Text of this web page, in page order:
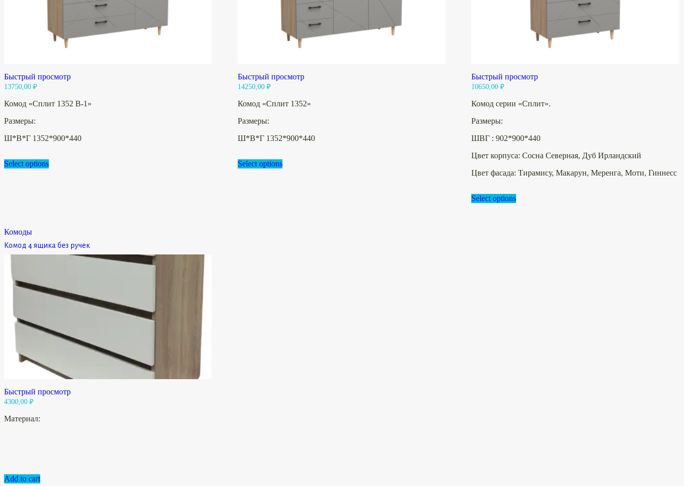
Быстрый просмотр
13750,00 ₽
Комод «Сплит 1352 В-1»
Размеры:
Ш*В*Г 1352*900*440
Select options
Быстрый просмотр
14250,00 ₽
Комод «Сплит 1352»
Размеры:
Ш*В*Г 1352*900*440
Select options
Быстрый просмотр
10650,00 ₽
Комод серии «Сплит».
Размеры:
ШВГ : 902*900*440
Цвет корпуса: Сосна Северная, Дуб Ирландский
Цвет фасада: Тирамису, Макарун, Меренга, Моти, Гиннесс
Select options
Комоды
Комод 4 ящика без ручек
Быстрый просмотр
4300,00 ₽
Материал:
Add to cart